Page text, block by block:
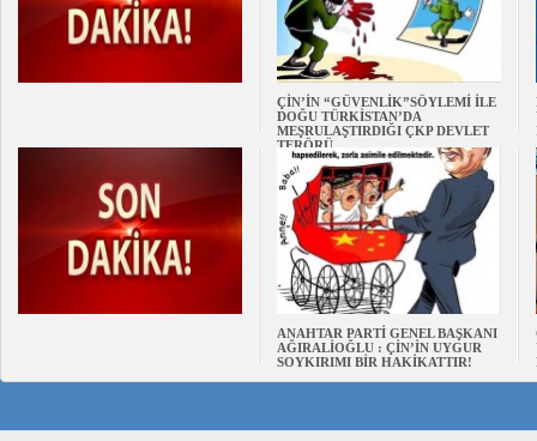
ÇİN’İN “GÜVENLİK”SÖYLEMİ İLE
DOĞU TÜRKİSTAN’DA
MEŞRULAŞTIRDIĞI ÇKP DEVLET
TERÖRÜ
ANAHTAR PARTİ GENEL BAŞKANI
AĞIRALİOĞLU : ÇİN’İN UYGUR
SOYKIRIMI BİR HAKİKATTIR!